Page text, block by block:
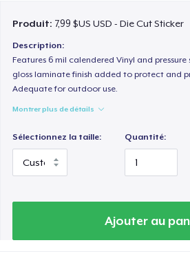
Produit: 7,99 $US USD - Die Cut Sticker
Description:
Features 6 mil calendered Vinyl and pressure
gloss laminate finish added to protect and
Adequate for outdoor use.
Montrer plus de détails
Sélectionnez la taille: Quantité:
Ajouter au